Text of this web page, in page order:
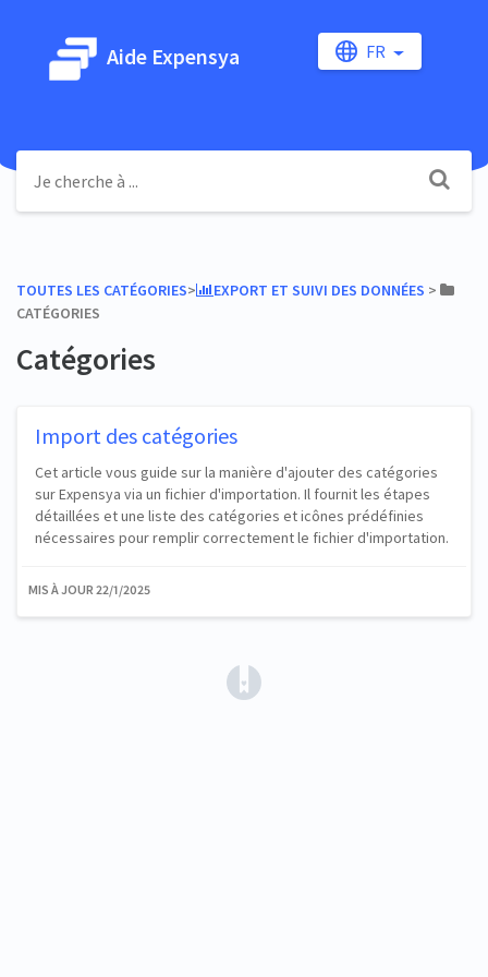
Aide Expensya FR
TOUTES LES CATÉGORIES​>​ ​EXPORT ET SUIVI DES DONNÉES ​ > ​
CATÉGORIES
Catégories
Import des catégories
Cet article vous guide sur la manière d'ajouter des catégories
sur Expensya via un fichier d'importation. Il fournit les étapes
détaillées et une liste des catégories et icônes prédéfinies
nécessaires pour remplir correctement le fichier d'importation.
MIS À JOUR 22/1/2025